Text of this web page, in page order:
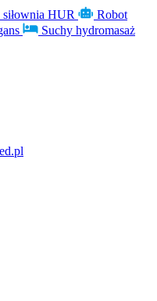
HUR
Robot
Suchy hydromasaż